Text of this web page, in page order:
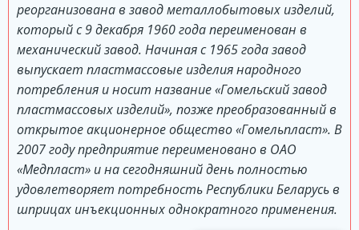
реорганизована в завод металлобытовых изделий,
который с 9 декабря 1960 года переименован в
механический завод. Начиная с 1965 года завод
выпускает пластмассовые изделия народного
потребления и носит название «Гомельский завод
пластмассовых изделий», позже преобразованный в
открытое акционерное общество «Гомельпласт». В
2007 году предприятие переименовано в ОАО
«Медпласт» и на сегодняшний день полностью
удовлетворяет потребность Республики Беларусь в
шприцах инъекционных однократного применения.